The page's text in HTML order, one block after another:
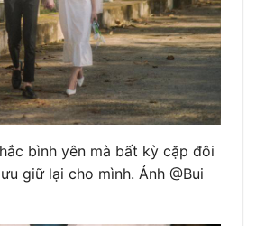
bình yên mà bất kỳ cặp đôi
giữ lại cho mình. Ảnh @Bui